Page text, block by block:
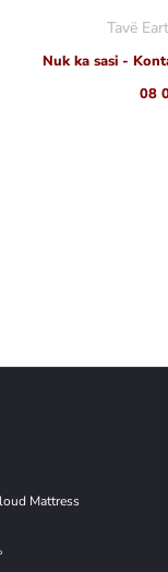
Tavë
Nuk ka sasi -
08
Mattress